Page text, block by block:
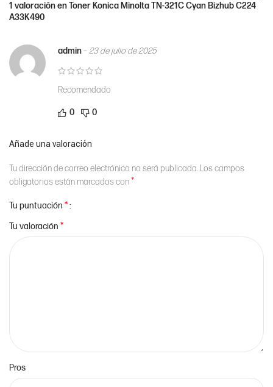
1 valoración enToner Konica Minolta TN-321C Cyan Bizhub C224
A33K490
admin– 23 de julio de 2025
Recomendado
0 0
Añade una valoración
Tu dirección de correo electrónico no será publicada. Los campos
obligatorios están marcados con*
Tu puntuación *
Tu valoración *
Pros